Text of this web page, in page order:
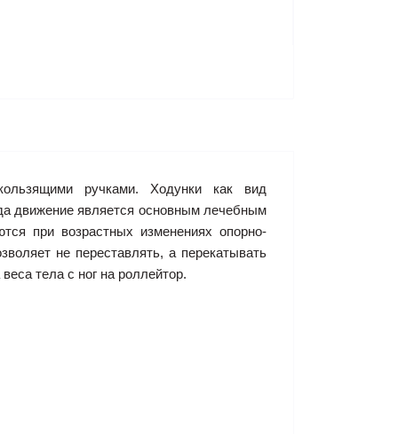
ручками. Ходунки как вид
движение является основным лечебным
при возрастных изменениях опорно-
не переставлять, а перекатывать
тела с ног на роллейтор.